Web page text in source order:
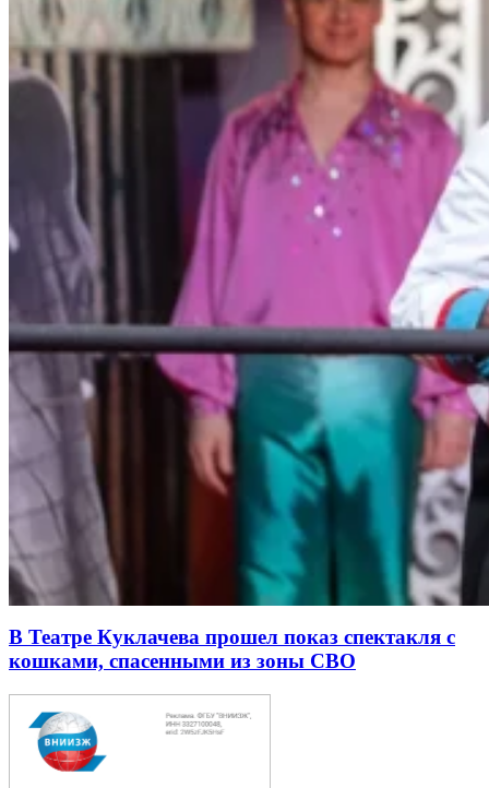
В Театре Куклачева прошел показ спектакля с
кошками, спасенными из зоны СВО